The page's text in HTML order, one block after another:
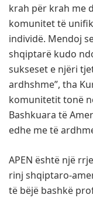
krah për krah me
komunitet të
individë. Mendoj
shqiptarë kudo
sukseset e njëri
ardhshme”, tha
komunitetit tonë
Bashkuara të
edhe me të
APEN është një
rinj shqiptaro-
të bëjë bashkë